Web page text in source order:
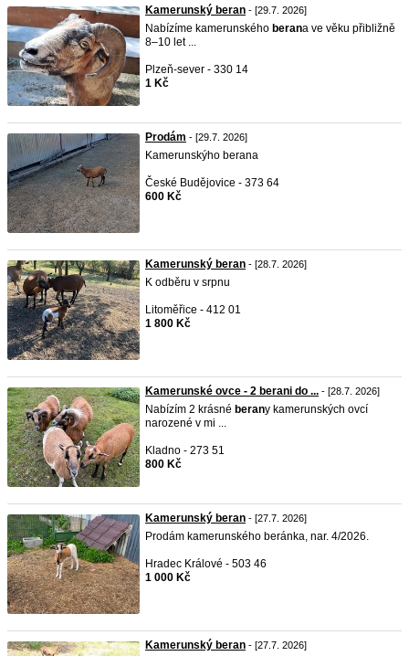
Kamerunský beran - [29.7. 2026]
Nabízíme kamerunského berana ve věku přibližně
8–10 let ...
Plzeň-sever - 330 14
1 Kč
Prodám - [29.7. 2026]
Kamerunskýho berana
České Budějovice - 373 64
600 Kč
Kamerunský beran - [28.7. 2026]
K odběru v srpnu
Litoměřice - 412 01
1 800 Kč
Kamerunské ovce - 2 berani do ... - [28.7. 2026]
Nabízím 2 krásné berany kamerunských ovcí
narozené v mi ...
Kladno - 273 51
800 Kč
Kamerunský beran - [27.7. 2026]
Prodám kamerunského beránka, nar. 4/2026.
Hradec Králové - 503 46
1 000 Kč
Kamerunský beran - [27.7. 2026]